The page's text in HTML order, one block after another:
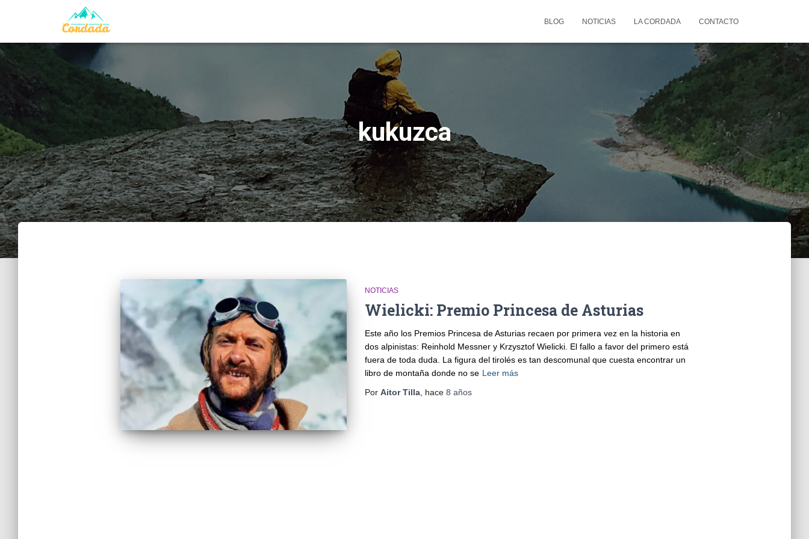
BLOG NOTICIAS LA CORDADA CONTACTO
kukuzca
NOTICIAS
Wielicki: Premio Princesa de Asturias
Este año los Premios Princesa de Asturias recaen por primera vez en la historia en
dos alpinistas: Reinhold Messner y Krzysztof Wielicki. El fallo a favor del primero está
fuera de toda duda. La figura del tirolés es tan descomunal que cuesta encontrar un
libro de montaña donde no se Leer más
Por Aitor Tilla, hace 8 años